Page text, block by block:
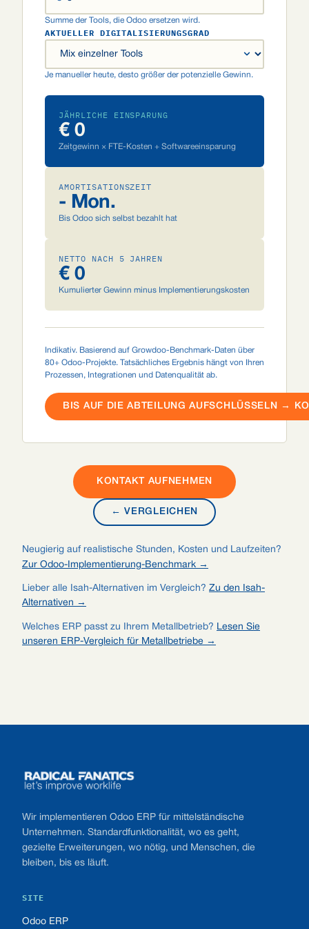
Summe der Tools, die Odoo ersetzen wird.
AKTUELLER DIGITALISIERUNGSGRAD
Je manueller heute, desto größer der potenzielle Gewinn.
JÄHRLICHE EINSPARUNG
€ 0
Zeitgewinn × FTE-Kosten + Softwareeinsparung
AMORTISATIONSZEIT
- Mon.
Bis Odoo sich selbst bezahlt hat
NETTO NACH 5 JAHREN
€ 0
Kumulierter Gewinn minus Implementierungskosten
Indikativ. Basierend auf Growdoo-Benchmark-Daten über
80+ Odoo-Projekte. Tatsächliches Ergebnis hängt von Ihren
Prozessen, Integrationen und Datenqualität ab.
BIS AUF DIE ABTEILUNG AUFSCHLÜSSELN →
KONTAKT AUFNEHMEN
← VERGLEICHEN
Neugierig auf realistische Stunden, Kosten und Laufzeiten?
Zur Odoo-Implementierung-Benchmark →
Lieber alle Isah-Alternativen im Vergleich? Zu den Isah-
Alternativen →
Welches ERP passt zu Ihrem Metallbetrieb? Lesen Sie
unseren ERP-Vergleich für Metallbetriebe →
Wir implementieren Odoo ERP für mittelständische
Unternehmen. Standardfunktionalität, wo es geht,
gezielte Erweiterungen, wo nötig, und Menschen, die
bleiben, bis es läuft.
SITE
Odoo ERP